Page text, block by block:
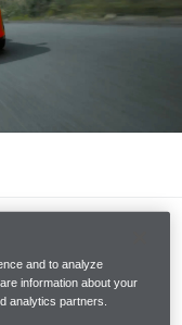
and to analyze
information about your
analytics partners.